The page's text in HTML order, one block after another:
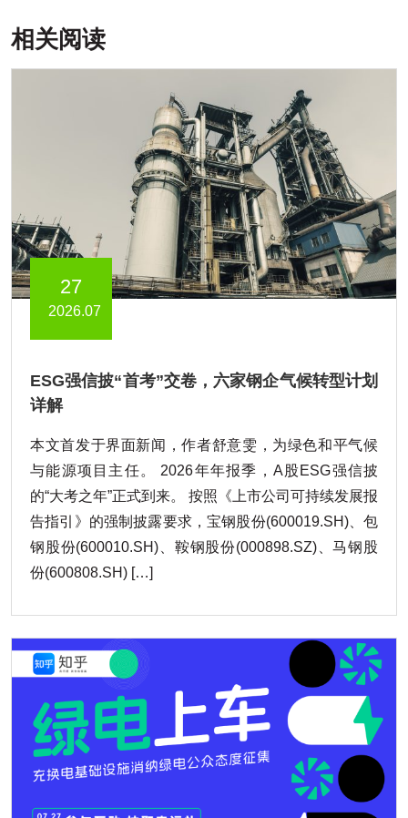
相关阅读
27
2026.07
ESG强信披“首考”交卷，六家钢企气候转型计划
详解
本文首发于界面新闻，作者舒意雯，为绿色和平气候
与能源项目主任。 2026年年报季，A股ESG强信披
的“大考之年”正式到来。 按照《上市公司可持续发展报
告指引》的强制披露要求，宝钢股份(600019.SH)、包
钢股份(600010.SH)、鞍钢股份(000898.SZ)、马钢股
份(600808.SH) […]